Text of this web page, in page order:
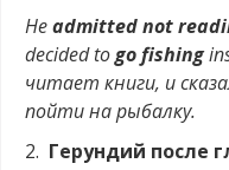
Headmittednot
decided togo fishing
читает книги, и
пойти на рыбалку.
2. Герундий после